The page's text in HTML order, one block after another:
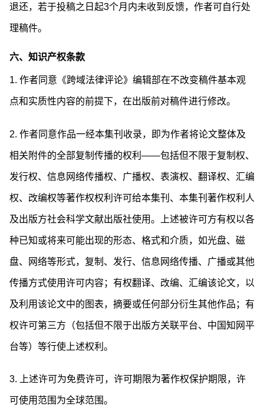
退还，若于投稿之日起3个月内未收到反馈，作者可自行处
理稿件。
六、知识产权条款
1. 作者同意《跨域法律评论》编辑部在不改变稿件基本观
点和实质性内容的前提下，在出版前对稿件进行修改。
2. 作者同意作品一经本集刊收录，即为作者将论文整体及
相关附件的全部复制传播的权利——包括但不限于复制权、
发行权、信息网络传播权、广播权、表演权、翻译权、汇编
权、改编权等著作权权利许可给本集刊、本集刊著作权利人
及出版方社会科学文献出版社使用。上述被许可方有权以各
种已知或将来可能出现的形态、格式和介质，如光盘、磁
盘、网络等形式，复制、发行、信息网络传播、广播或其他
传播方式使用许可内容；有权翻译、改编、汇编该论文，以
及利用该论文中的图表，摘要或任何部分衍生其他作品；有
权许可第三方（包括但不限于出版方关联平台、中国知网平
台等）等行使上述权利。
3. 上述许可为免费许可，许可期限为著作权保护期限，许
可使用范围为全球范围。